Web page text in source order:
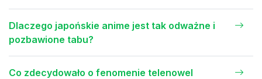
Dlaczego japońskie anime jest tak odważne i
pozbawione tabu?
Co zdecydowało o fenomenie telenowel